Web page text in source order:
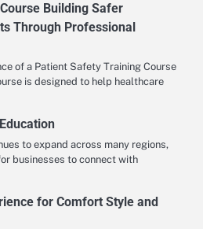
Building Safer
Through Professional
of a Patient Safety Training Course
is designed to help healthcare
to expand across many regions,
businesses to connect with
for Comfort Style and